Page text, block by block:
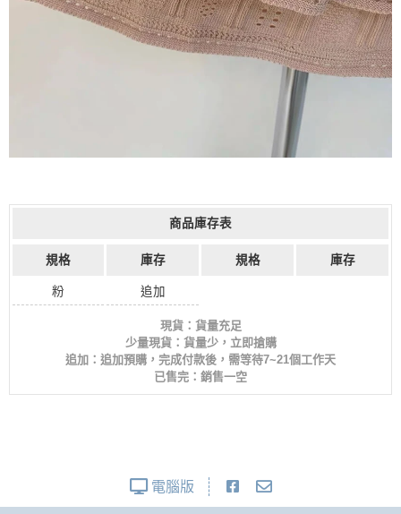
商品庫存表
規格 庫存 規格 庫存
粉 追加
現貨：貨量充足
少量現貨：貨量少，立即搶購
追加：追加預購，完成付款後，需等待7~21個工作天
已售完：銷售一空
電腦版